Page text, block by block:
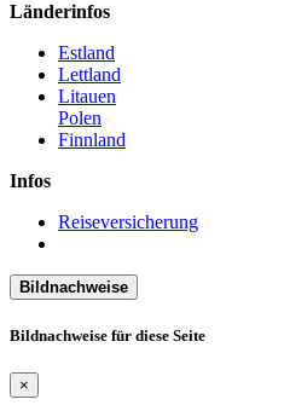
Länderinfos
Estland
Lettland
Litauen
Polen
Finnland
Infos
Reiseversicherung
Bildnachweise
Bildnachweise für diese Seite
×